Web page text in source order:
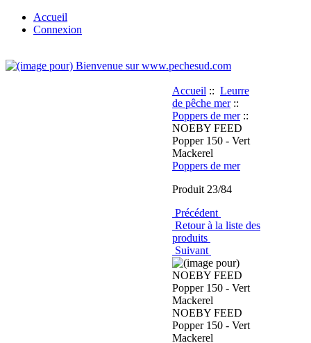
Accueil
Connexion
Accueil :: Leurre
de pêche mer::
Poppers de mer::
NOEBY FEED
Popper 150 - Vert
Mackerel
Poppers de mer
Produit 23/84
Précédent
Retour à la liste des
produits
Suivant
NOEBY FEED
Popper 150 - Vert
Mackerel